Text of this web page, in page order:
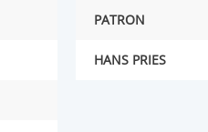
PATRON
HANS PRIES